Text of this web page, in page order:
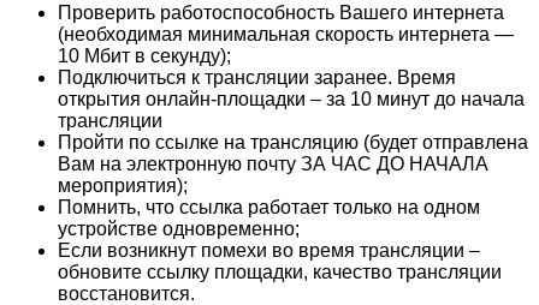
Проверить работоспособность Вашего интернета
(необходимая минимальная скорость интернета —
10 Мбит в секунду);
Подключиться к трансляции заранее. Время
открытия онлайн-площадки – за 10 минут до начала
трансляции
Пройти по ссылке на трансляцию (будет отправлена
Вам на электронную почту ЗА ЧАС ДО НАЧАЛА
мероприятия);
Помнить, что ссылка работает только на одном
устройстве одновременно;
Если возникнут помехи во время трансляции –
обновите ссылку площадки, качество трансляции
восстановится.